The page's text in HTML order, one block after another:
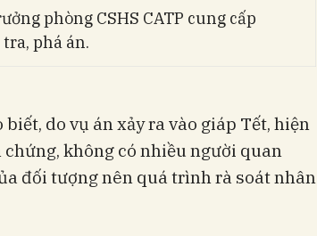
phòng CSHS CATP cung cấp
phá án.
do vụ án xảy ra vào giáp Tết, hiện
không có nhiều người quan
đối tượng nên quá trình rà soát nhân